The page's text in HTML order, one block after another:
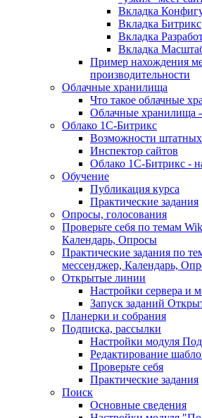
Вкладка
Вкладка Битрикс
Вкладка
Вкладка
Пример нахождения
производительности
Облачные хранилища
Что такое облачные
Облачные хранилища -
Облако 1С-Битрикс
Возможности штатных
Инспектор сайтов
Облако 1С-Битрикс -
Обучение
Публикация курса
Практические задания
Опросы, голосования
Проверьте себя по темам
Календарь, Опросы
Практические задания по
мессенджер, Календарь,
Открытые линии
Настройки сервера и
Запуск заданий
Планерки и собрания
Подписка, рассылки
Настройки модуля
Редактирование
Проверьте себя
Практические задания
Поиск
Основные сведения